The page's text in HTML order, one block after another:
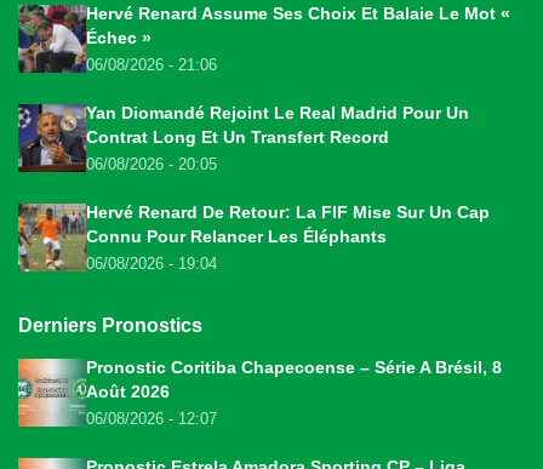
Hervé Renard Assume Ses Choix Et Balaie Le Mot «
Échec »
06/08/2026 - 21:06
Yan Diomandé Rejoint Le Real Madrid Pour Un
Contrat Long Et Un Transfert Record
06/08/2026 - 20:05
Hervé Renard De Retour: La FIF Mise Sur Un Cap
Connu Pour Relancer Les Éléphants
06/08/2026 - 19:04
Derniers Pronostics
Pronostic Coritiba Chapecoense – Série A Brésil, 8
Août 2026
06/08/2026 - 12:07